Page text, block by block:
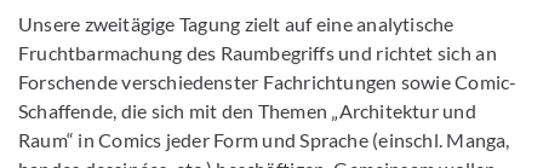
Unsere zweitägige Tagung zielt auf eine analytische
Fruchtbarmachung des Raumbegriffs und richtet sich an
Forschende verschiedenster Fachrichtungen sowie Comic-
Schaffende, die sich mit den Themen „Architektur und
Raum“ in Comics jeder Form und Sprache (einschl. Manga,